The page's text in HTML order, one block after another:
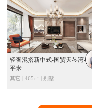
轻奢混搭新中式-国贸天琴湾-
平米
其它 | 465㎡ | 别墅